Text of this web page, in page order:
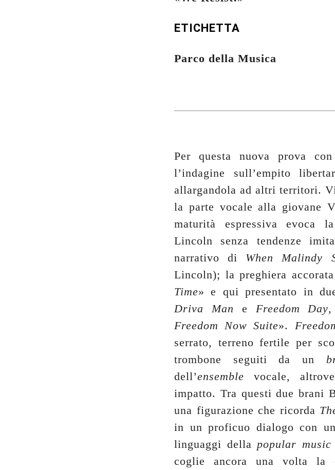
ETICHETTA
Parco della Musica
Per questa nuova prova
l’indagine sull’empito
allargandola ad altri territori.
la parte vocale alla giovane
maturità espressiva evoca
Lincoln senza tendenze
narrativo di When Malindy
Lincoln); la preghiera
Time» e qui presentato in
Driva Man e Freedom Day,
Freedom Now Suite».
serrato, terreno fertile per
trombone seguiti da un
dell’ensemble vocale,
impatto. Tra questi due brani
una figurazione che ricorda
in un proficuo dialogo con
linguaggi della popular music
coglie ancora una volta la